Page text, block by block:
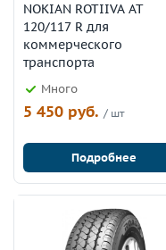
NOKIAN ROTIIVA AT
120/117 R для
коммерческого
транспорта
Много
5 450 руб. / шт
Подробнее